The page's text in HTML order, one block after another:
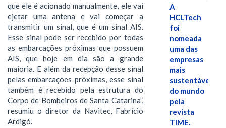
que ele é acionado manualmente, ele vai
ejetar uma antena e vai começar a
transmitir um sinal, que é um sinal AIS.
Esse sinal pode ser recebido por todas
as embarcações próximas que possuem
AIS, que hoje em dia são a grande
maioria. E além da recepção desse sinal
pelas embarcações próximas, esse sinal
também é recebido pela estrutura do
Corpo de Bombeiros de Santa Catarina”,
resumiu o diretor da Navitec, Fabrício
Ardigó.
A
HCLTech
foi
nomeada
uma das
empresas
mais
sustentáveis
do mundo
pela
revista
TIME.